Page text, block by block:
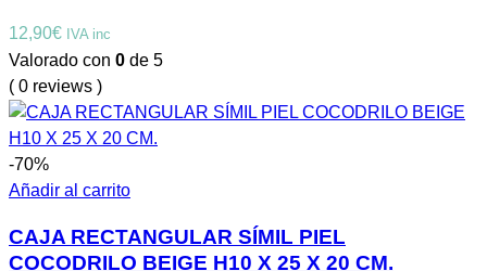
12,90€ IVA inc
Valorado con 0 de 5
( 0 reviews )
-70%
Añadir al carrito
CAJA RECTANGULAR SÍMIL PIEL
COCODRILO BEIGE H10 X 25 X 20 CM.